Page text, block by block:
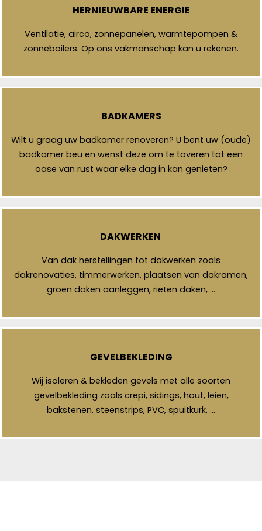
HERNIEUWBARE ENERGIE
Ventilatie, airco, zonnepanelen, warmtepompen &
zonneboilers. Op ons vakmanschap kan u rekenen.
BADKAMERS
Wilt u graag uw badkamer renoveren? U bent uw (oude)
badkamer beu en wenst deze om te toveren tot een
oase van rust waar elke dag in kan genieten?
DAKWERKEN
Van dak herstellingen tot dakwerken zoals
dakrenovaties, timmerwerken, plaatsen van dakramen,
groen daken aanleggen, rieten daken, …
GEVELBEKLEDING
Wij isoleren & bekleden gevels met alle soorten
gevelbekleding zoals crepi, sidings, hout, leien,
bakstenen, steenstrips, PVC, spuitkurk, …